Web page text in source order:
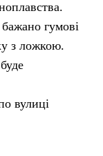
гумові
з ложкою.
вулиці